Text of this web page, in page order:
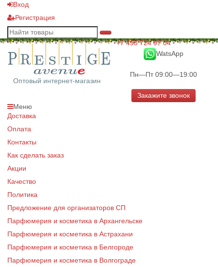
Вход
Регистрация
Оптовый интернет-магазин
+7 495 724 97 04
WatsApp
Пн—Пт 09:00—19:00
Закажите звонок
Меню
Доставка
Оплата
Контакты
Как сделать заказ
Акции
Качество
Политика
Предложение для организаторов СП
Парфюмерия и косметика в Архангельске
Парфюмерия и косметика в Астрахани
Парфюмерия и косметика в Белгороде
Парфюмерия и косметика в Волгограде